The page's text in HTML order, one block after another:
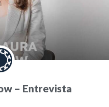
– Entrevista